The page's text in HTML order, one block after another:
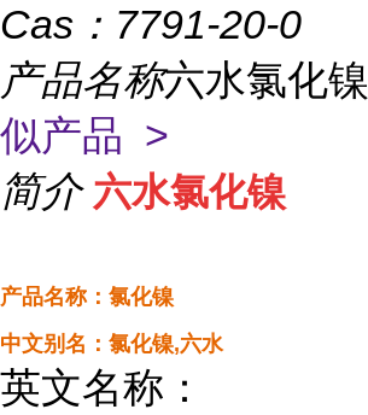
Cas： 7791-20-0
产品名称六水氯化镍
似产品 >
简介 六水氯化镍
产品名称：氯化镍
中文别名：氯化镍,六水
英文名称：